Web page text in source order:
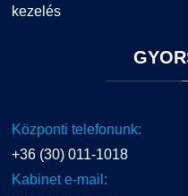
kezelés
Központi telefonunk:
+36 (30) 011-1018
Kabinet e-mail: